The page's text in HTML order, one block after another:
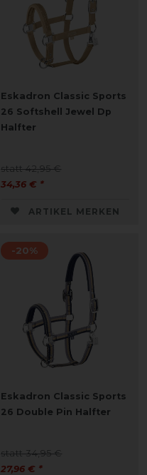
Eskadron Classic Sports
26 Softshell Jewel Dp
Halfter
statt 42,95 €
34,36 € *
ARTIKEL MERKEN
-20%
Eskadron Classic Sports
26 Double Pin Halfter
statt 34,95 €
27,96 € *